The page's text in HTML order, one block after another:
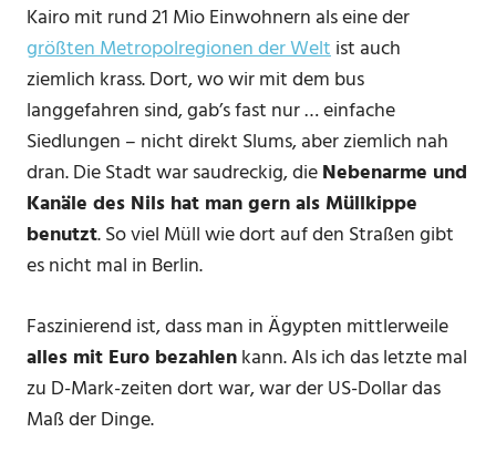
Kairo mit rund 21 Mio Einwohnern als eine der
größten Metropolregionen der Weltist auch
ziemlich krass. Dort, wo wir mit dem bus
langgefahren sind, gab’s fast nur … einfache
Siedlungen – nicht direkt Slums, aber ziemlich nah
dran. Die Stadt war saudreckig, dieNebenarme und
Kanäle des Nils hat man gern als Müllkippe
benutzt. So viel Müll wie dort auf den Straßen gibt
es nicht mal in Berlin.
Faszinierend ist, dass man in Ägypten mittlerweile
alles mit Euro bezahlenkann. Als ich das letzte mal
zu D-Mark-zeiten dort war, war der US-Dollar das
Maß der Dinge.